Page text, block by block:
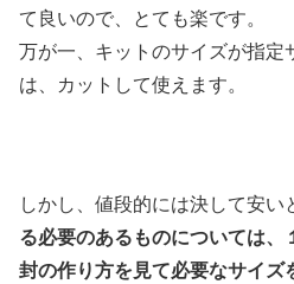
て良いので、とても楽です。
万が一、キットのサイズが指定
は、カットして使えます。
しかし、値段的には決して安い
る必要のあるものについては
封の作り方を見て必要なサイズ